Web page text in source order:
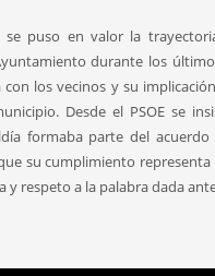
puso en valor la
durante los
los vecinos y su
Desde el PSOE se
formaba parte del
su cumplimiento representa
y respeto a la palabra dada